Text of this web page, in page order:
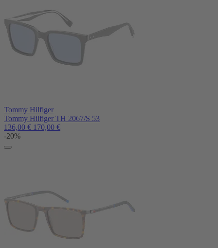
Tommy Hilfiger
Tommy Hilfiger TH 2067/S 53
136,00 € 170,00 €
-20%